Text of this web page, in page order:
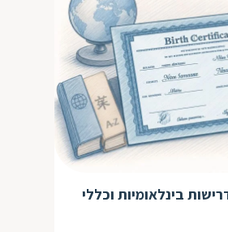
בינלאומיות וכללי